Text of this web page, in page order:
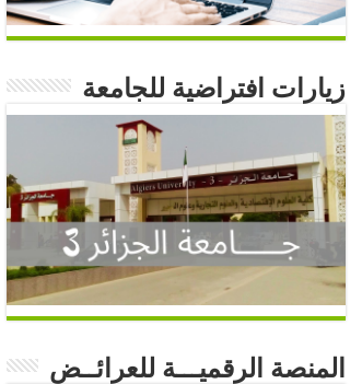
زيارات افتراضية للجامعة
المنصة الرقميـــة للعرائــض